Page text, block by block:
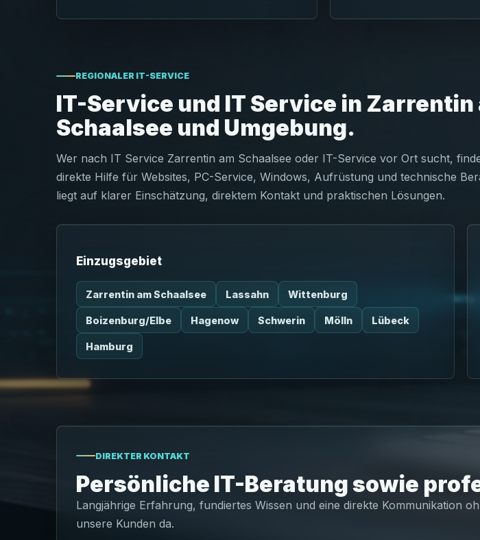
REGIONALER IT-SERVICE
IT-Service und IT Service in Zarrentin
Schaalsee und Umgebung.
Wer nach IT Service Zarrentin am Schaalsee oder IT-Service vor Ort sucht,
direkte Hilfe für Websites, PC-Service, Windows, Aufrüstung und technische
liegt auf klarer Einschätzung, direktem Kontakt und praktischen Lösungen.
Einzugsgebiet
Zarrentin am Schaalsee Lassahn Wittenburg
Boizenburg/Elbe Hagenow Schwerin Mölln Lübeck
Hamburg
DIREKTER KONTAKT
Persönliche IT-Beratung sowie
Langjährige Erfahrung, fundiertes Wissen und eine direkte Kommunikation
unsere Kunden da.